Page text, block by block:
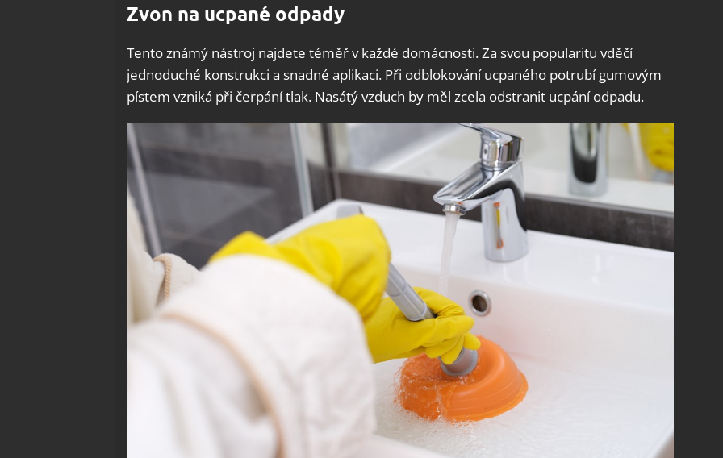
Zvon na ucpané odpady
Tento známý nástroj najdete téměř v každé domácnosti. Za svou popularitu vděčí
jednoduché konstrukci a snadné aplikaci. Při odblokování ucpaného potrubí gumovým
pístem vzniká při čerpání tlak. Nasátý vzduch by měl zcela odstranit ucpání odpadu.